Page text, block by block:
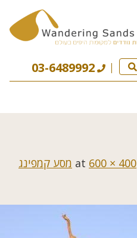
03-6489992
600 × 400
מסע קמפינג